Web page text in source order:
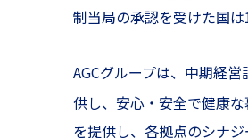
制当局の承認を受けた国は
AGCグループは、中期経
供し、安心・安全で健康
を提供し、各拠点のシナ